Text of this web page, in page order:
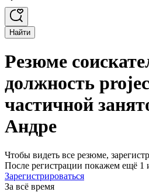
Найти
Резюме
должность
частичной
Андре
Чтобы видеть все резюме,
После регистрации покажем ещё 1
Зарегистрироваться
За всё время